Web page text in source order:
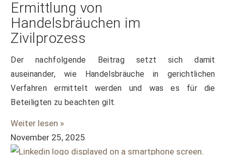
Ermittlung von
Handelsbräuchen im
Zivilprozess
Der nachfolgende Beitrag setzt sich damit
auseinander, wie Handelsbräuche in gerichtlichen
Verfahren ermittelt werden und was es für die
Beteiligten zu beachten gilt.
Weiter lesen »
November 25, 2025